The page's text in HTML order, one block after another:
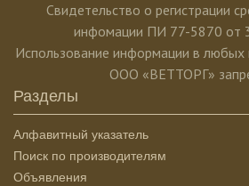
Свидетельство о регистрации
инфомации ПИ 77-5870 от
Использование информации в любых
ООО «ВЕТТОРГ»
Разделы
Алфавитный указатель
Поиск по производителям
Объявления